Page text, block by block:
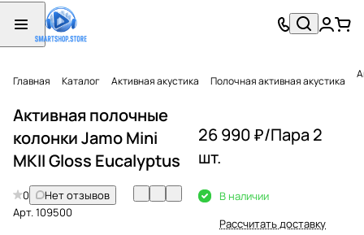
Главная Каталог Активная акустика Полочная активная акустика
Активная полочные
колонки Jamo Mini
MKII Gloss Eucalyptus
0
Нет отзывов
Арт.109500
26 990 ₽/Пара 2
шт.
В наличии
Рассчитать доставку